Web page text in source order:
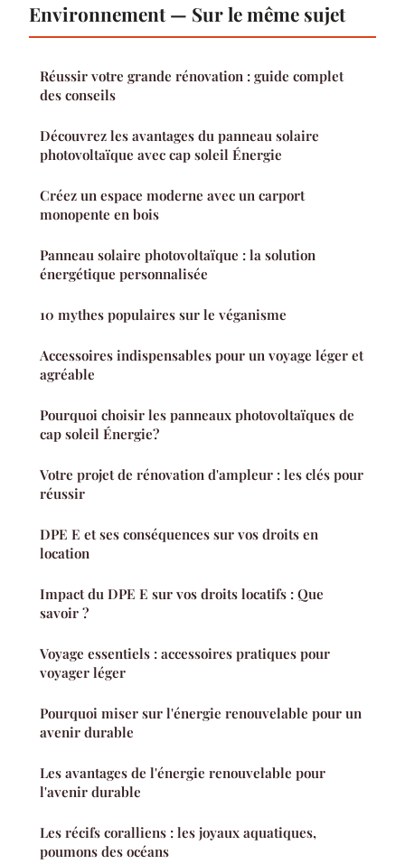
Environnement — Sur le même sujet
Réussir votre grande rénovation : guide complet
des conseils
Découvrez les avantages du panneau solaire
photovoltaïque avec cap soleil Énergie
Créez un espace moderne avec un carport
monopente en bois
Panneau solaire photovoltaïque : la solution
énergétique personnalisée
10 mythes populaires sur le véganisme
Accessoires indispensables pour un voyage léger et
agréable
Pourquoi choisir les panneaux photovoltaïques de
cap soleil Énergie?
Votre projet de rénovation d'ampleur : les clés pour
réussir
DPE E et ses conséquences sur vos droits en
location
Impact du DPE E sur vos droits locatifs : Que
savoir ?
Voyage essentiels : accessoires pratiques pour
voyager léger
Pourquoi miser sur l'énergie renouvelable pour un
avenir durable
Les avantages de l'énergie renouvelable pour
l'avenir durable
Les récifs coralliens : les joyaux aquatiques,
poumons des océans